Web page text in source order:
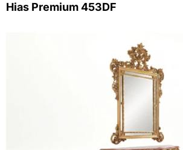
Hias Premium 453DF